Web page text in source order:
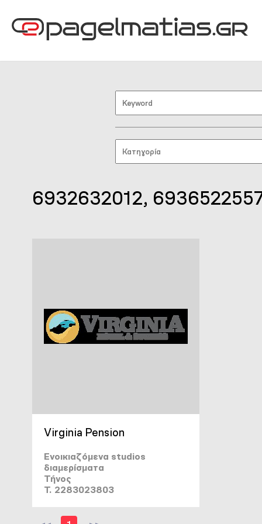
6932632012,
Virginia Pension
Ενοικιαζόμενα studios
διαμερίσματα
Τήνος
T. 2283023803